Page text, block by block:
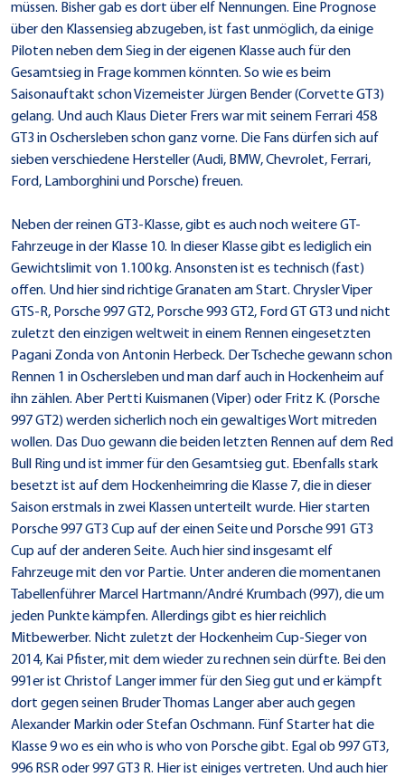
müssen. Bisher gab es dort über elf Nennungen. Eine Prognose
über den Klassensieg abzugeben, ist fast unmöglich, da einige
Piloten neben dem Sieg in der eigenen Klasse auch für den
Gesamtsieg in Frage kommen könnten. So wie es beim
Saisonauftakt schon Vizemeister Jürgen Bender (Corvette GT3)
gelang. Und auch Klaus Dieter Frers war mit seinem Ferrari 458
GT3 in Oschersleben schon ganz vorne. Die Fans dürfen sich auf
sieben verschiedene Hersteller (Audi, BMW, Chevrolet, Ferrari,
Ford, Lamborghini und Porsche) freuen.
Neben der reinen GT3-Klasse, gibt es auch noch weitere GT-
Fahrzeuge in der Klasse 10. In dieser Klasse gibt es lediglich ein
Gewichtslimit von 1.100 kg. Ansonsten ist es technisch (fast)
offen. Und hier sind richtige Granaten am Start. Chrysler Viper
GTS-R, Porsche 997 GT2, Porsche 993 GT2, Ford GT GT3 und nicht
zuletzt den einzigen weltweit in einem Rennen eingesetzten
Pagani Zonda von Antonin Herbeck. Der Tscheche gewann schon
Rennen 1 in Oschersleben und man darf auch in Hockenheim auf
ihn zählen. Aber Pertti Kuismanen (Viper) oder Fritz K. (Porsche
997 GT2) werden sicherlich noch ein gewaltiges Wort mitreden
wollen. Das Duo gewann die beiden letzten Rennen auf dem Red
Bull Ring und ist immer für den Gesamtsieg gut. Ebenfalls stark
besetzt ist auf dem Hockenheimring die Klasse 7, die in dieser
Saison erstmals in zwei Klassen unterteilt wurde. Hier starten
Porsche 997 GT3 Cup auf der einen Seite und Porsche 991 GT3
Cup auf der anderen Seite. Auch hier sind insgesamt elf
Fahrzeuge mit den vor Partie. Unter anderen die momentanen
Tabellenführer Marcel Hartmann/André Krumbach (997), die um
jeden Punkte kämpfen. Allerdings gibt es hier reichlich
Mitbewerber. Nicht zuletzt der Hockenheim Cup-Sieger von
2014, Kai Pfister, mit dem wieder zu rechnen sein dürfte. Bei den
991er ist Christof Langer immer für den Sieg gut und er kämpft
dort gegen seinen Bruder Thomas Langer aber auch gegen
Alexander Markin oder Stefan Oschmann. Fünf Starter hat die
Klasse 9 wo es ein who is who von Porsche gibt. Egal ob 997 GT3,
996 RSR oder 997 GT3 R. Hier ist einiges vertreten. Und auch hier